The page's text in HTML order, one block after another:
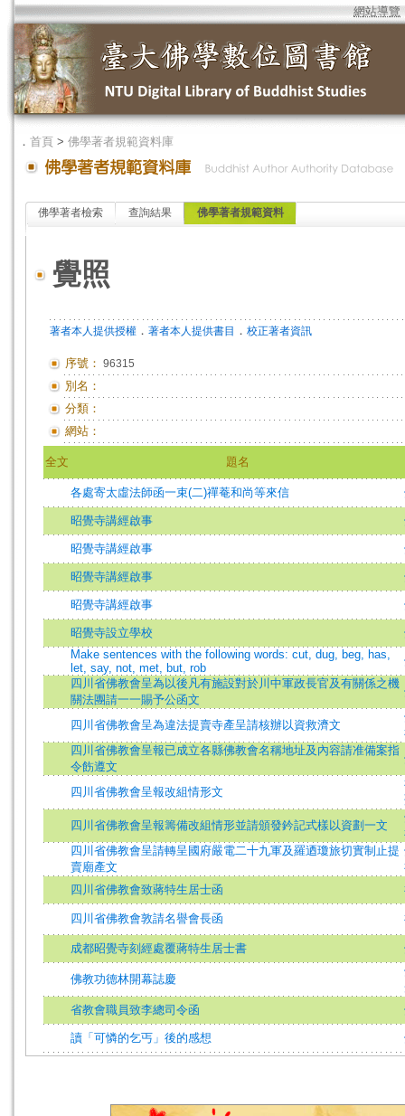
網站導覽
． 首頁 > 佛學著者規範資料庫
佛學著者檢索 查詢結果 佛學著者規範資料
覺照
著者本人提供授權 ． 著者本人提供書目 ． 校正著者資訊
序號： 96315
別名：
分類：
網站：
全文 題名
各處寄太虛法師函一束(二)禪菴和尚等來信
昭覺寺講經啟事
昭覺寺講經啟事
昭覺寺講經啟事
昭覺寺講經啟事
昭覺寺設立學校
Make sentences with the following words: cut, dug, beg, has,
let, say, not, met, but, rob
四川省佛教會呈為以後凡有施設對於川中軍政長官及有關係之機
關法團請一一賜予公函文
四川省佛教會呈為違法提賣寺產呈請核辦以資救濟文
四川省佛教會呈報已成立各縣佛教會名稱地址及內容請准備案指
令飭遵文
四川省佛教會呈報改組情形文
四川省佛教會呈報籌備改組情形並請頒發鈐記式樣以資劃一文
四川省佛教會呈請轉呈國府嚴電二十九軍及羅迺瓊旅切實制止提
賣廟產文
四川省佛教會致蔣特生居士函
四川省佛教會敦請名譽會長函
成都昭覺寺刻經處覆蔣特生居士書
佛教功德林開幕誌慶
省教會職員致李總司令函
讀「可憐的乞丐」後的感想